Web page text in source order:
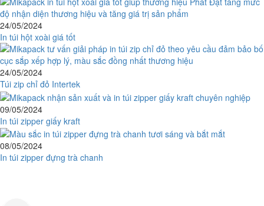
24/05/2024
In túi hột xoài giá tốt
24/05/2024
Túi zip chỉ đỏ Intertek
09/05/2024
In túi zipper giấy kraft
08/05/2024
In túi zipper đựng trà chanh